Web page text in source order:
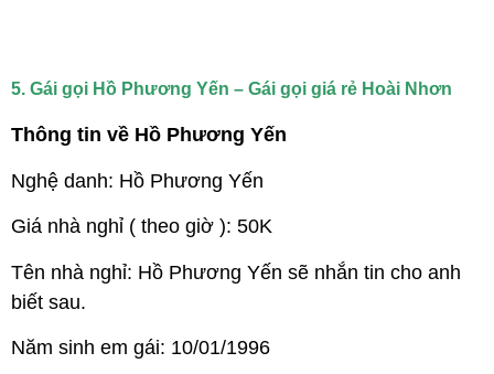
5. Gái gọi Hồ Phương Yến – Gái gọi giá rẻ Hoài Nhơn
Thông tin về Hồ Phương Yến
Nghệ danh: Hồ Phương Yến
Giá nhà nghỉ ( theo giờ ): 50K
Tên nhà nghỉ: Hồ Phương Yến sẽ nhắn tin cho anh
biết sau.
Năm sinh em gái: 10/01/1996